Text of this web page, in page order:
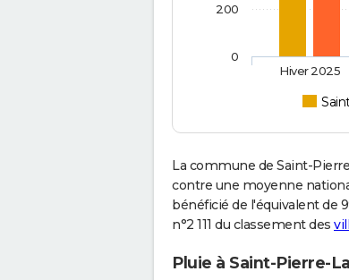
Hiver 2025
0
200
La commune de Saint-
contre une moyenne
bénéficié de l'équivalent de
n°2 111 du classement des
Pluie à Saint-Pierre-